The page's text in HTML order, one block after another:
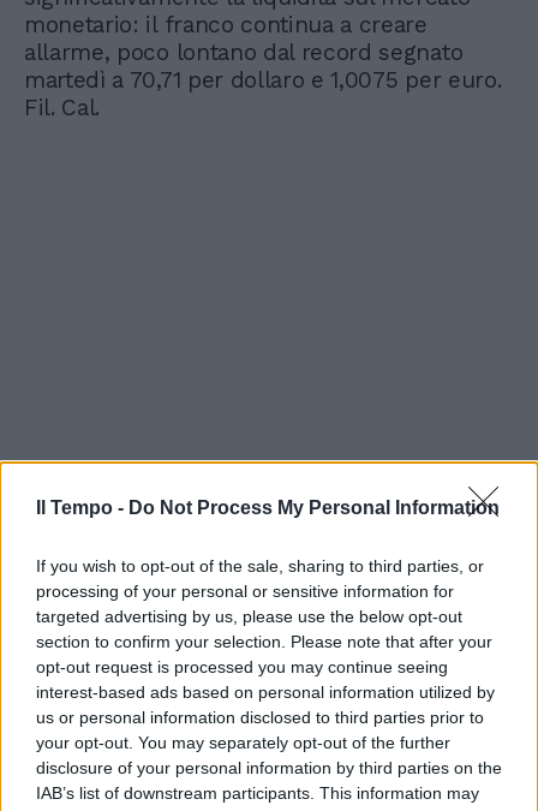
Il Tempo - Do Not Process My Personal Information
If you wish to opt-out of the sale, sharing to third parties, or
processing of your personal or sensitive information for
targeted advertising by us, please use the below opt-out
section to confirm your selection. Please note that after your
opt-out request is processed you may continue seeing
interest-based ads based on personal information utilized by
us or personal information disclosed to third parties prior to
your opt-out. You may separately opt-out of the further
disclosure of your personal information by third parties on the
IAB’s list of downstream participants. This information may
monetario: il franco continua a creare
allarme, poco lontano dal record segnato
martedì a 70,71 per dollaro e 1,0075 per euro.
Fil. Cal.
In evidenza